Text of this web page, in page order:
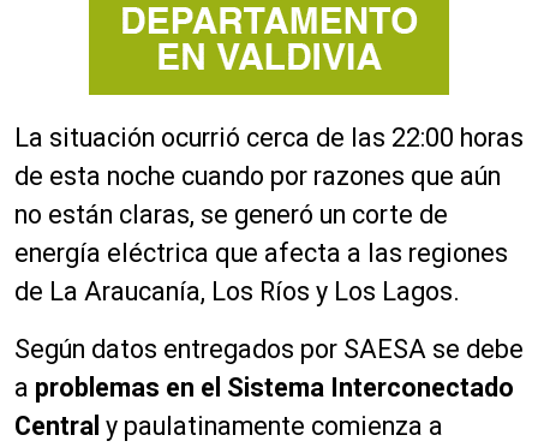
La situación ocurrió cerca de las 22:00 horas
de esta noche cuando por razones que aún
no están claras, se generó un corte de
energía eléctrica que afecta a las regiones
de La Araucanía, Los Ríos y Los Lagos.
Según datos entregados por SAESA se debe
a problemas en el Sistema Interconectado
Central y paulatinamente comienza a